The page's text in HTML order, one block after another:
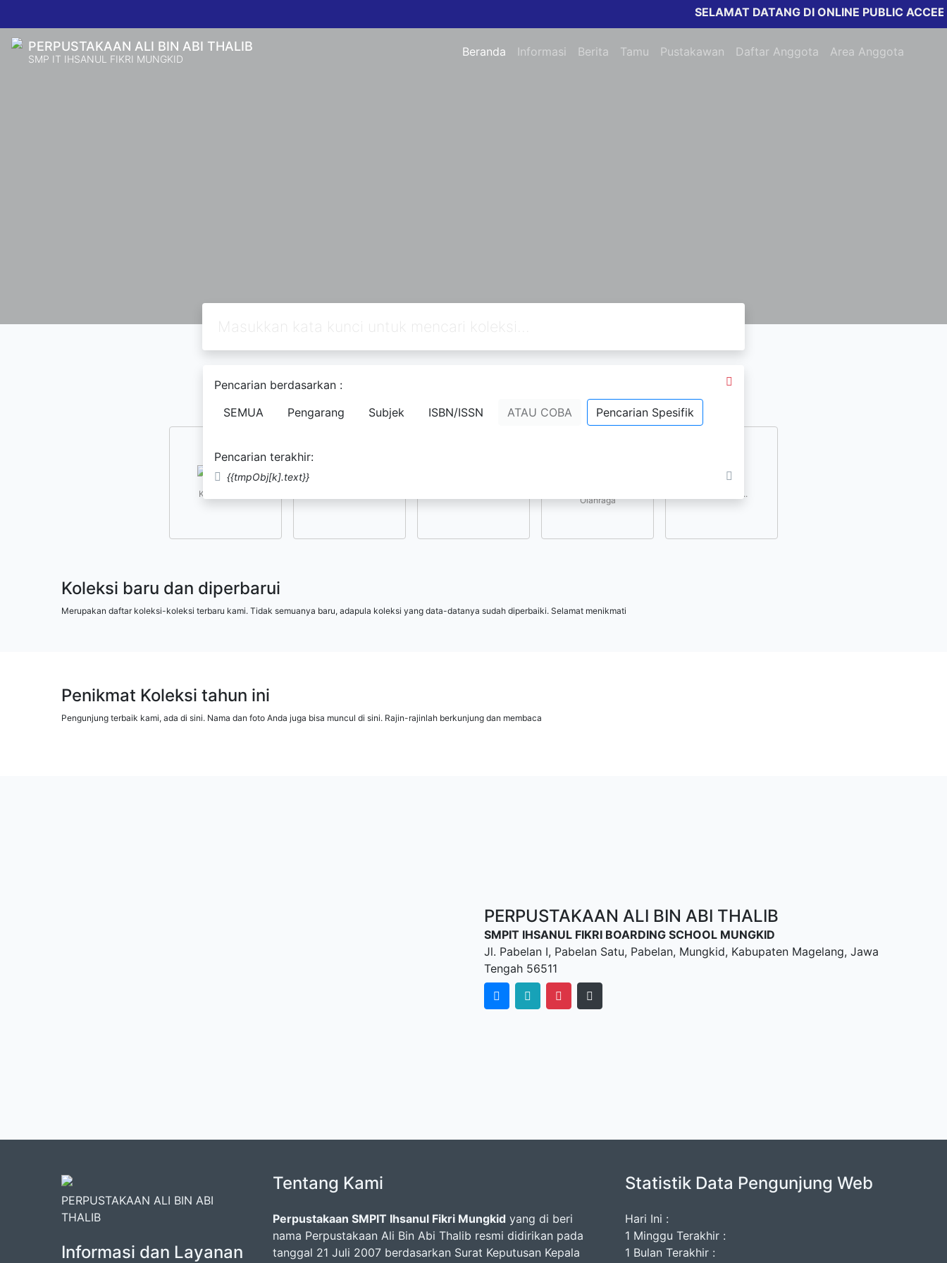
SELAMAT DATANG DI ONLINE PUBLIC
PERPUSTAKAAN ALI BIN ABI THALIB
SMP IT IHSANUL FIKRI MUNGKID Beranda Informasi Berita Tamu Pustakawan Daftar Anggota Area Anggota
Pencarian berdasarkan :
SEMUA
Pengarang Subjek ISBN/ISSN ATAU COBA Pencarian Spesifik
Pencarian terakhir:
{{tmpObj[k].text}}
Pilih subjek yang menarik bagi Anda
Kesusastraan
Olahraga
lihat lainnya..
Koleksi baru dan diperbarui
Merupakan daftar koleksi-koleksi terbaru kami. Tidak semuanya baru, adapula koleksi yang data-datanya sudah diperbaiki. Selamat menikmati
Penikmat Koleksi tahun ini
Pengunjung terbaik kami, ada di sini. Nama dan foto Anda juga bisa muncul di sini. Rajin-rajinlah berkunjung dan membaca
PERPUSTAKAAN ALI BIN ABI THALIB
SMPIT IHSANUL FIKRI BOARDING SCHOOL MUNGKID
Jl. Pabelan I, Pabelan Satu, Pabelan, Mungkid, Kabupaten Magelang, Jawa
Tengah 56511
PERPUSTAKAAN ALI BIN ABI
THALIB
Informasi dan Layanan
Tentang Kami
Perpustakaan SMPIT Ihsanul Fikri Mungkid yang di beri
nama Perpustakaan Ali Bin Abi Thalib resmi didirikan pada
tanggal 21 Juli 2007 berdasarkan Surat Keputusan Kepala
Statistik Data Pengunjung Web
Hari Ini :
1 Minggu Terakhir :
1 Bulan Terakhir :